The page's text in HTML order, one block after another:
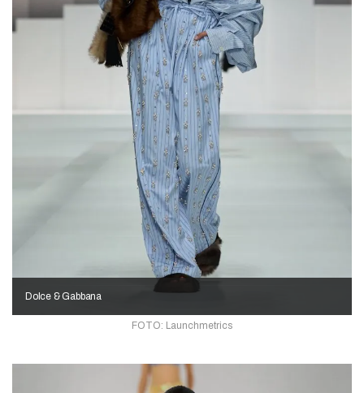
FOTO: Launchmetrics
Dolce & Gabbana